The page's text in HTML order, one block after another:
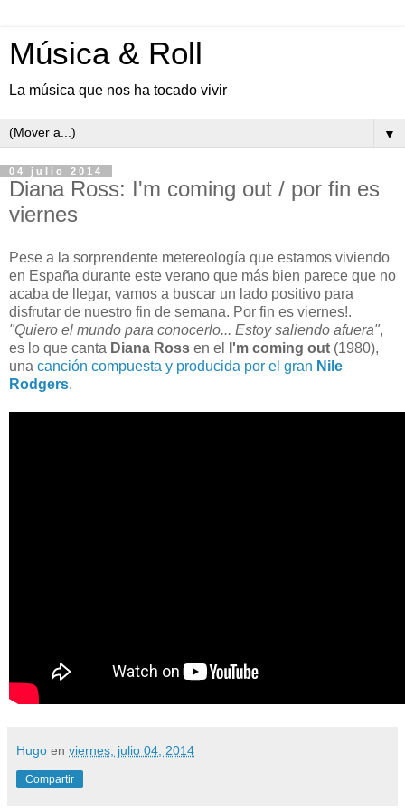
Música & Roll
La música que nos ha tocado vivir
▼
04 julio 2014
Diana Ross: I'm coming out / por fin es
viernes
Pese a la sorprendente metereología que estamos viviendo
en España durante este verano que más bien parece que no
acaba de llegar, vamos a buscar un lado positivo para
disfrutar de nuestro fin de semana. Por fin es viernes!.
"Quiero el mundo para conocerlo... Estoy saliendo afuera",
es lo que canta Diana Ross en el I'm coming out (1980),
una canción compuesta y producida por el gran Nile
Rodgers.
Hugo en viernes, julio 04, 2014
Compartir